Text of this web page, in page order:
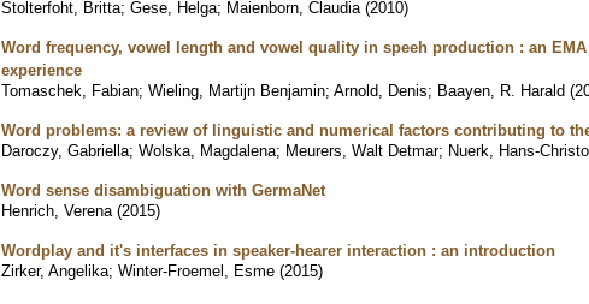
Stolterfoht, Britta; Gese, Helga; Maienborn, Claudia (2010)
Word frequency, vowel length and vowel quality in speeh production : an
experience
Tomaschek, Fabian; Wieling, Martijn Benjamin; Arnold, Denis; Baayen, R. Harald (
Word problems: a review of linguistic and numerical factors contributing to
Daroczy, Gabriella; Wolska, Magdalena; Meurers, Walt Detmar; Nuerk, Hans-
Word sense disambiguation with GermaNet
Henrich, Verena (2015)
Wordplay and it's interfaces in speaker-hearer interaction : an introduction
Zirker, Angelika; Winter-Froemel, Esme (2015)